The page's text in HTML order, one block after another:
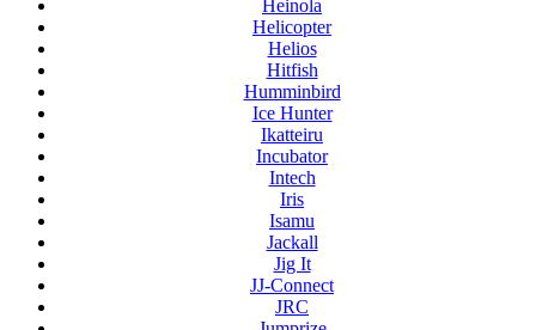
Heinola
Helicopter
Helios
Hitfish
Humminbird
Ice Hunter
Ikatteiru
Incubator
Intech
Iris
Isamu
Jackall
Jig It
JJ-Connect
JRC